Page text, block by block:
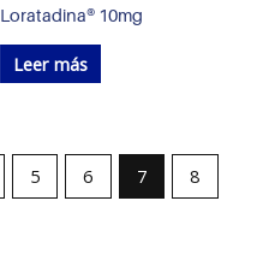
Loratadina® 10mg
Leer más
5 6 7 8